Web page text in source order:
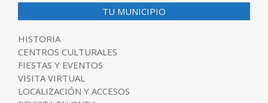
TU MUNICIPIO
HISTORIA
CENTROS CULTURALES
FIESTAS Y EVENTOS
VISITA VIRTUAL
LOCALIZACIÓN Y ACCESOS